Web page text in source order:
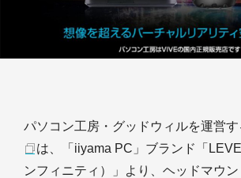
パソコン工房・グッドウィルを運営す
は、「iiyama PC」ブランド「
ンフィニティ）」より、ヘッドマウ